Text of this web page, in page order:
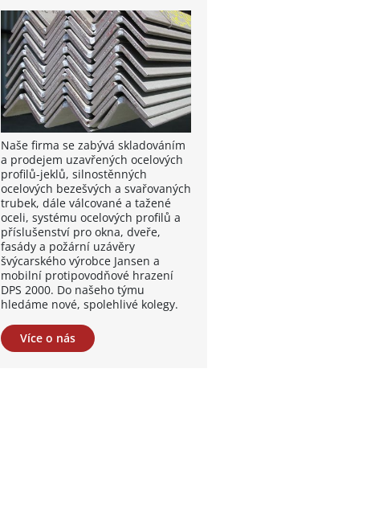
Naše firma se zabývá skladováním
a prodejem uzavřených ocelových
profilů-jeklů, silnostěnných
ocelových bezešvých a svařovaných
trubek, dále válcované a tažené
oceli, systému ocelových profilů a
příslušenství pro okna, dveře,
fasády a požární uzávěry
švýcarského výrobce Jansen a
mobilní protipovodňové hrazení
DPS 2000. Do našeho týmu
hledáme nové, spolehlivé kolegy.
Více o nás